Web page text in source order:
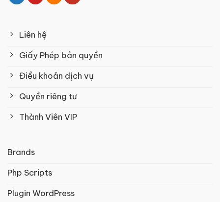
Liên hệ
Giấy Phép bản quyền
Điều khoản dịch vụ
Quyền riêng tư
Thành Viên VIP
Brands
Php Scripts
Plugin WordPress